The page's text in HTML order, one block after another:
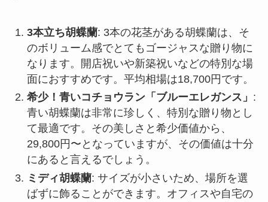
3本立ち胡蝶蘭: 3本の花茎がある胡蝶蘭は、そ
のボリューム感でとてもゴージャスな贈り物に
なります。開店祝いや新築祝いなどの特別な場
面におすすめです。平均相場は18,700円です。
希少！青いコチョウラン「ブルーエレガンス」 :
青い胡蝶蘭は非常に珍しく、特別な贈り物とし
て最適です。その美しさと希少価値から、
29,800円〜となっていますが、その価値は十分
にあると言えるでしょう。
ミディ胡蝶蘭: サイズが小さいため、場所を選
ばずに飾ることができます。オフィスや自宅の